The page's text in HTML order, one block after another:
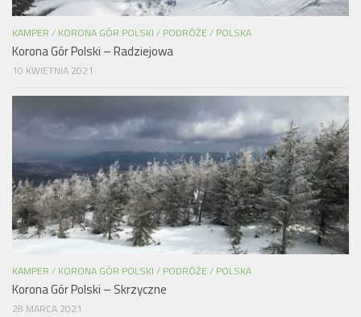
KAMPER / KORONA GÓR POLSKI / PODRÓŻE / POLSKA
Korona Gór Polski – Radziejowa
10 KWIETNIA 2021
KAMPER / KORONA GÓR POLSKI / PODRÓŻE / POLSKA
Korona Gór Polski – Skrzyczne
28 MARCA 2021